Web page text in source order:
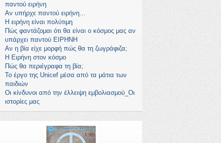
παντού ειρήνη
Αν υπήρχε παντού ειρήνη…
Η ειρήνη είναι πολύτιμη
Πώς φαντάζομαι ότι θα είναι ο κόσμος μας αν
υπάρχει παντού ΕΙΡΗΝΗ
Αν η βία είχε μορφή πώς θα τη ζωγράφιζα;
Η Ειρήνη στον κόσμο
Πώς θα περιέγραφα τη βία;
Το έργο της Unicef μέσα από τα μάτια των
παιδιών
Οι κίνδυνοι από την έλλειψη εμβολιασμού_Οι
ιστορίες μας